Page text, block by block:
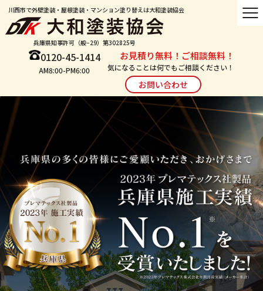
川西市で外壁塗装・屋根塗装・マンション塗り替えは大和塗装協会
兵庫県知事許可（般−29）第302825号
0120-45-1414
AM8:00-PM6:00
お見積り無料！ご相談無料！
気になることは何でもご相談ください！
お問い合わせ